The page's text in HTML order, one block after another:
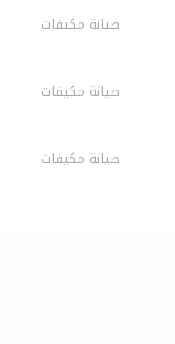
صيانة مكيفات
صيانة مكيفات
صيانة مكيفات